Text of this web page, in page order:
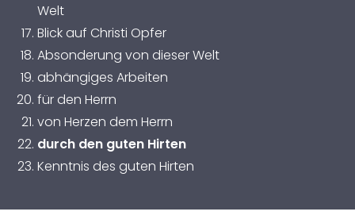
Welt
Blick auf Christi Opfer
Absonderung von dieser Welt
abhängiges Arbeiten
für den Herrn
von Herzen dem Herrn
durch den guten Hirten
Kenntnis des guten Hirten